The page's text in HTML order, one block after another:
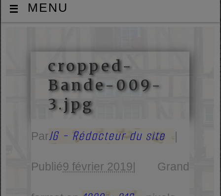
MENU
cropped-
Bande-009-
3.jpg
ParJG - Rédacteur du site
Publié9 février 2019 Grand